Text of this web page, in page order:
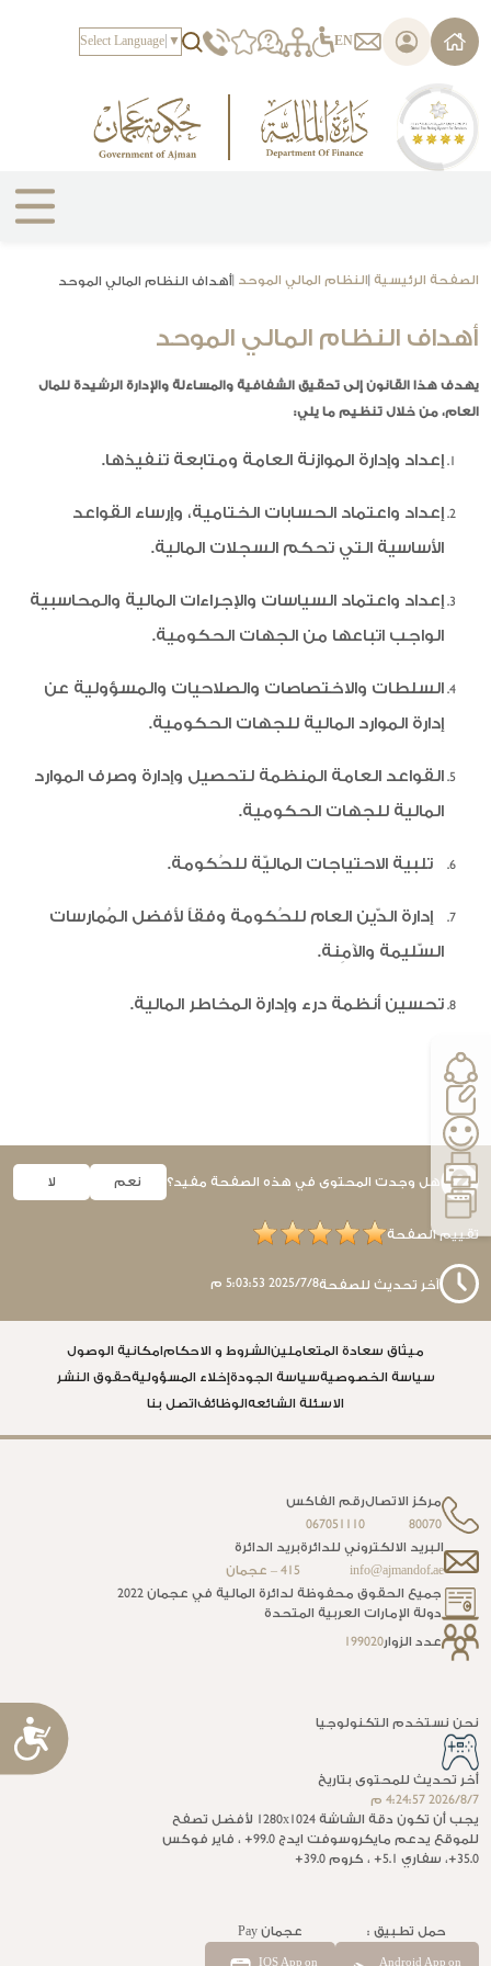
ملاحظة:
هذا
الموقع
يتضمن
الوصول.
EN
Select Language ▼
الصفحة الرئيسية |النظام المالي الموحد |أهداف النظام المالي الموحد
أهداف النظام المالي الموحد
يهدف هذا القانون إلى تحقيق الشفافية والمساءلة والإدارة الرشيدة للمال
العام، من خلال تنظيم ما يلي:
إعداد وإدارة الموازنة العامة ومتابعة تنفيذها.
إعداد واعتماد الحسابات الختامية، وإرساء القواعد
الأساسية التي تحكم السجلات المالية.
إعداد واعتماد السياسات والإجراءات المالية والمحاسبية
الواجب اتباعها من الجهات الحكومية.
السلطات والاختصاصات والصلاحيات والمسؤولية عن
إدارة الموارد المالية للجهات الحكومية.
القواعد العامة المنظمة لتحصيل وإدارة وصرف الموارد
المالية للجهات الحكومية.
تلبية الاحتياجات الماليّة للحُكومة.
إدارة الدّين العام للحُكومة وفقاً لأفضل المُمارسات
السّليمة والآمِنة.
تحسين أنظمة درء وإدارة المخاطر المالية.
هل وجدت المحتوى في هذه الصفحة مفيد؟ نعم لا
تقييم الصفحة
آخر تحديث للصفحة8‏‏/7‏‏/2025 5:03:53 م
ميثاق سعادة المتعاملين الشروط و الاحكام امكانية الوصول
سياسة الخصوصيةسياسة الجودة إخلاء المسؤوليةحقوق النشر
الاسئلة الشائعه الوظائف اتصل بنا
مركز الاتصال
80070
رقم الفاكس
067051110
البريد الالكتروني للدائرة
info@ajmandof.ae
بريد الدائرة
415 – عجمان
جميع الحقوق محفوظة لدائرة المالية في عجمان 2022
دولة الإمارات العربية المتحدة
عدد الزوار199020
نحن نستخدم التكنولوجيا
أخر تحديث للمحتوى بتاريخ
7‏‏/8‏‏/2026 4:24:57 م
يجب أن تكون دقة الشاشة 1280x1024 لأفضل تصفح
للموقع يدعم مايكروسوفت ايدج 99.0+ ، فاير فوكس
35.0+، سفاري 5.1+ ، كروم 39.0+
حمل تطبيق :
Android App on
عجمان Pay
IOS App on